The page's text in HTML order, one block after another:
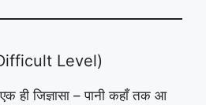
Level)
ही जिज्ञासा – पानी कहाँ तक आ